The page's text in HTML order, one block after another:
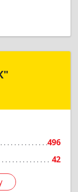
496
42
"ДОК"
Горького ул,